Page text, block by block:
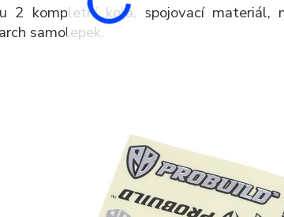
2 kompletní kola, spojovací materiál,
samolepek.